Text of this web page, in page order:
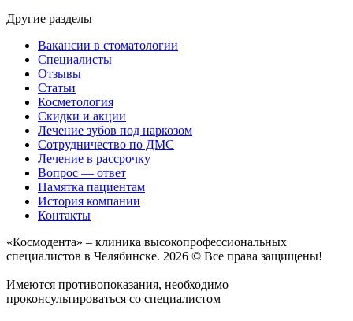
Другие разделы
Вакансии в стоматологии
Специалисты
Отзывы
Статьи
Косметология
Скидки и акции
Лечение зубов под наркозом
Сотрудничество по ДМС
Лечение в рассрочку
Вопрос — ответ
Памятка пациентам
История компании
Контакты
«Космодента» – клиника высокопрофессиональных
специалистов в Челябинске. 2026 © Все права защищены!
Имеются противопоказания, необходимо
проконсультироваться со специалистом